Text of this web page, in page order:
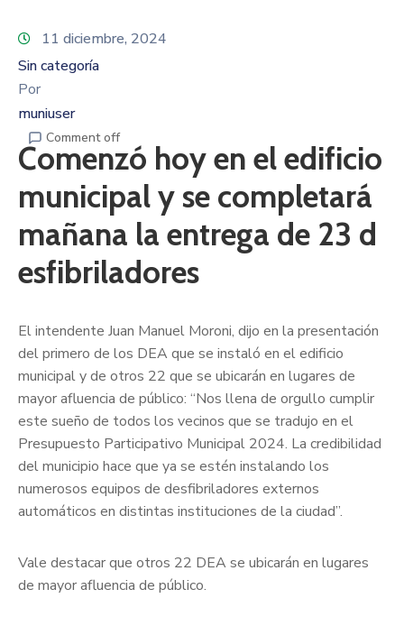
11 diciembre, 2024
Sin categoría
Por
muniuser
Comment off
Comenzó hoy en el edificio
municipal y se completará
mañana la entrega de 23 d
esfibriladores
El intendente Juan Manuel Moroni, dijo en la presentación
del primero de los DEA que se instaló en el edificio
municipal y de otros 22 que se ubicarán en lugares de
mayor afluencia de público: “Nos llena de orgullo cumplir
este sueño de todos los vecinos que se tradujo en el
Presupuesto Participativo Municipal 2024. La credibilidad
del municipio hace que ya se estén instalando los
numerosos equipos de desfibriladores externos
automáticos en distintas instituciones de la ciudad”.
Vale destacar que otros 22 DEA se ubicarán en lugares
de mayor afluencia de público.